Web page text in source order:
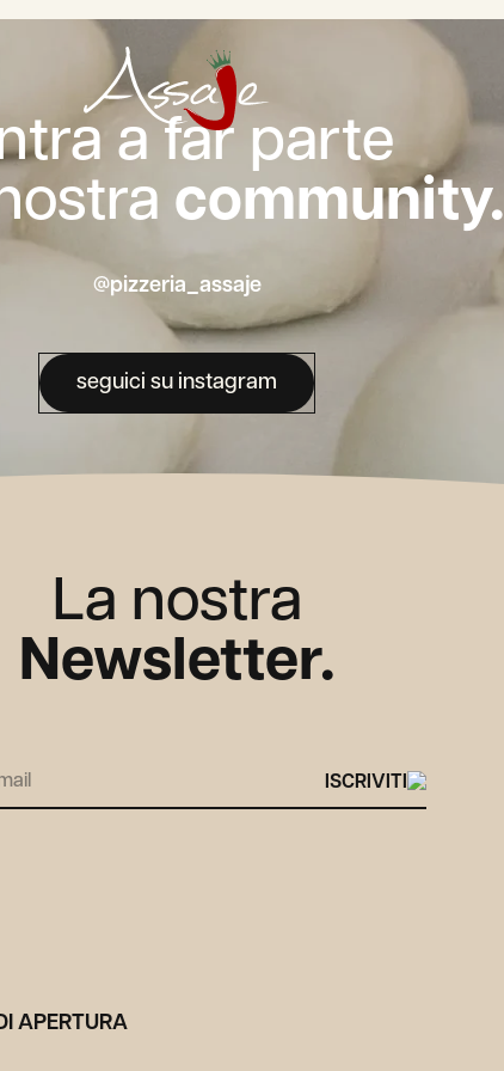
a far parte
community.
@pizzeria_assaje
seguici su instagram
La nostra
Newsletter.
APERTURA